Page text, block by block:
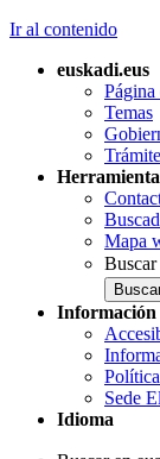
Ir al contenido
euskadi.eus
Temas
Mapa
Buscar
Información
Sede
Idioma